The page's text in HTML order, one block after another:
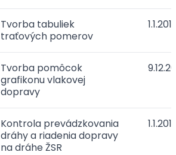
Tvorba tabuliek
traťových pomerov
Tvorba pomôcok
grafikonu vlakovej
dopravy
Kontrola prevádzkovania
dráhy a riadenia dopravy
na dráhe ŽSR